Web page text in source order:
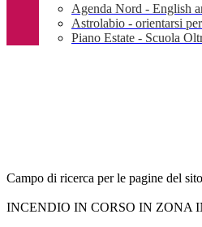
Agenda Nord - English
Astrolabio - orientarsi
Piano Estate - Scuola
Campo di ricerca per le pagine del sito
INCENDIO IN CORSO IN ZONA